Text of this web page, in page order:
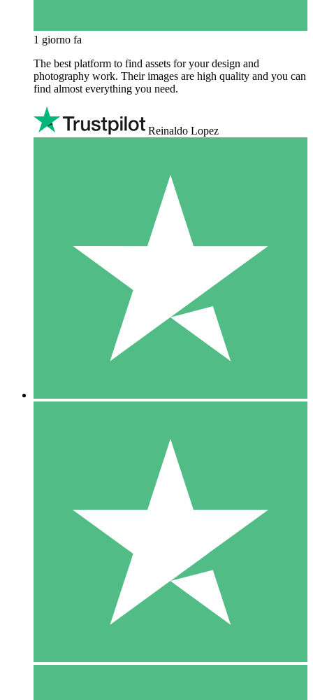
1 giorno fa
The best platform to find assets for your design and
photography work. Their images are high quality and you can
find almost everything you need.
Reinaldo Lopez